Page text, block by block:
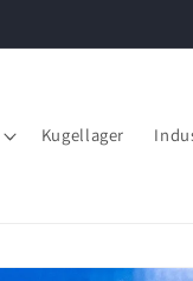
Kugellager